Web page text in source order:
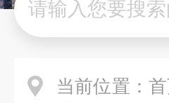
当前位置：